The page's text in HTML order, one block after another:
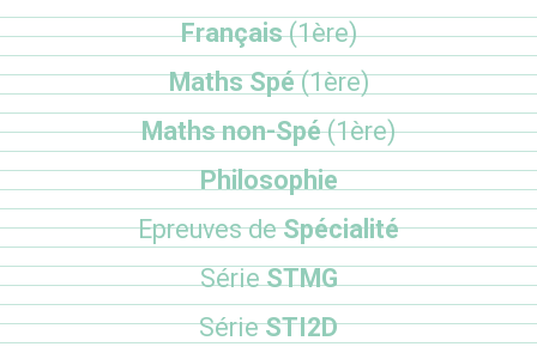
Français(1ère)
Maths Spé(1ère)
Maths non-Spé(1ère)
Philosophie
Epreuves deSpécialité
SérieSTMG
SérieSTI2D